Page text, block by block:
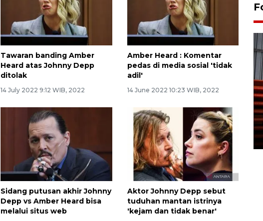
Tawaran banding Amber
Heard atas Johnny Depp
ditolak
14 July 2022 9:12 WIB, 2022
Amber Heard : Komentar
pedas di media sosial 'tidak
adil'
14 June 2022 10:23 WIB, 2022
Sidang putusan akhir Johnny
Depp vs Amber Heard bisa
melalui situs web
Aktor Johnny Depp sebut
tuduhan mantan istrinya
'kejam dan tidak benar'
kemarau di Kalimantan
22 July 2026 17:18 WIB